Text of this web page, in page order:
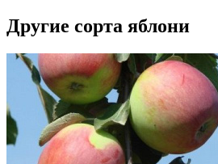
Другие сорта яблони